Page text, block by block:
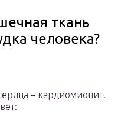
ткань
человека?
– кардиомиоцит.